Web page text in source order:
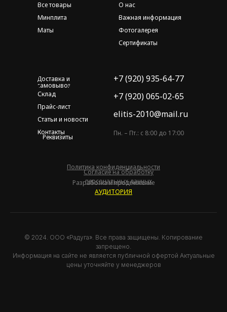
Согласие на обработку
персональных данных
Политика конфиденциальности
Разработка и продвижение
АУДИТОРИЯ
Все товары
Минплита
Маты
О нас
Важная информация
Фотогалерея
Сертификаты
Доставка и
самовывоз
Склад
Прайс-лист
Статьи и новости
Контакты
Реквизиты
+7 (920) 935-64-77
+7 (920) 065-02-65
Пн. – Пт.: с 8:00 до 17:00
elitis-2010@mail.ru
© 2024. ООО «Радуга». Все права защищены. Копирование
запрещено.
Информация на сайте не является публичной офертой Актуальные
цены уточняйте у менеджеров